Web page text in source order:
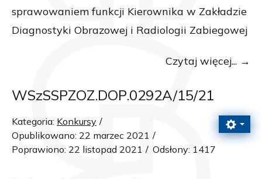
sprawowaniem funkcji Kierownika w Zakładzie
Diagnostyki Obrazowej i Radiologii Zabiegowej
Czytaj więcej...
WSzSSPZOZ.DOP.0292A/15/21
Kategoria: Konkursy
Opublikowano: 22 marzec 2021
Poprawiono: 22 listopad 2021
Odsłony: 1417